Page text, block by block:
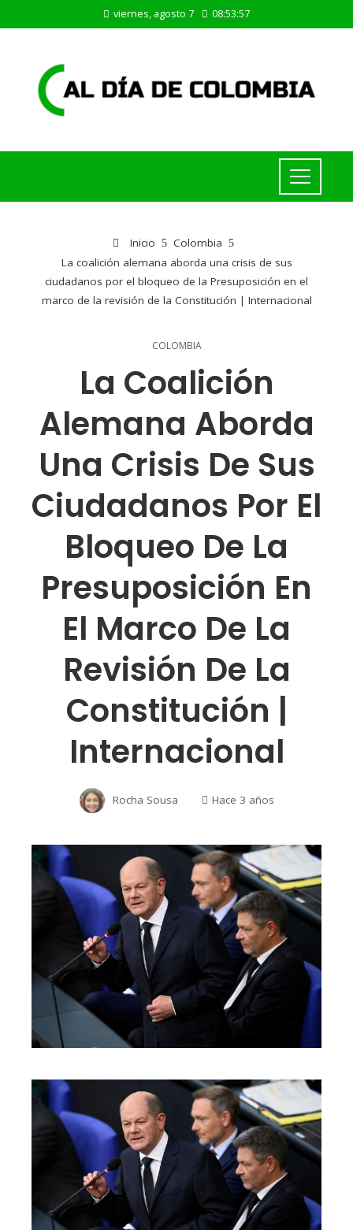
viernes, agosto 7 08:53:57
Inicio
Colombia
La coalición alemana aborda una crisis de sus
ciudadanos por el bloqueo de la Presuposición en el
marco de la revisión de la Constitución | Internacional
COLOMBIA
La Coalición
Alemana Aborda
Una Crisis De Sus
Ciudadanos Por El
Bloqueo De La
Presuposición En
El Marco De La
Revisión De La
Constitución |
Internacional
Rocha Sousa Hace 3 años